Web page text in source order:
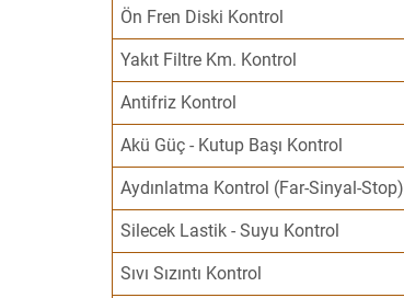
Ön Fren Diski Kontrol
Yakıt Filtre Km. Kontrol
Antifriz Kontrol
Akü Güç - Kutup Başı Kontrol
Aydınlatma Kontrol (Far-Sinyal-Stop)
Silecek Lastik - Suyu Kontrol
Sıvı Sızıntı Kontrol